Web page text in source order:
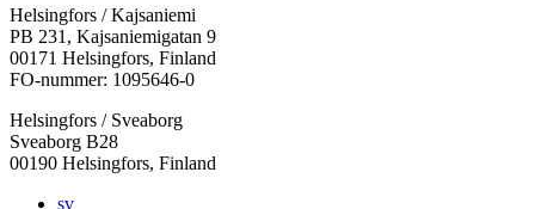
Facebook:
Öppnas
i
en
flik
Instagram:
Öppnas
i
en
flik
TikTok:
Öppnas
i
en
flik
Youtube:
Öppnas
i
en
flik
Vimeo:
Öppnas
i
en
flik
Helsingfors / Kajsaniemi
PB 231, Kajsaniemigatan 9
00171 Helsingfors, Finland
FO-nummer: 1095646-0
Helsingfors / Sveaborg
Sveaborg B28
00190 Helsingfors, Finland
sv